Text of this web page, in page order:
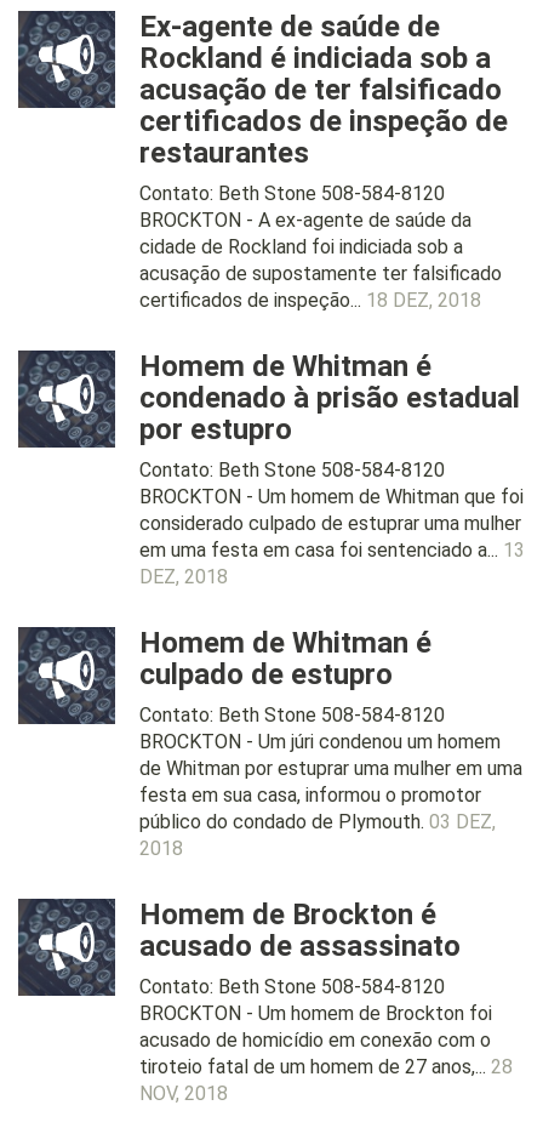
Ex-agente de saúde de
Rockland é indiciada sob a
acusação de ter falsificado
certificados de inspeção de
restaurantes
Contato: Beth Stone 508-584-8120
BROCKTON - A ex-agente de saúde da
cidade de Rockland foi indiciada sob a
acusação de supostamente ter falsificado
certificados de inspeção... 18 DEZ, 2018
Homem de Whitman é
condenado à prisão estadual
por estupro
Contato: Beth Stone 508-584-8120
BROCKTON - Um homem de Whitman que foi
considerado culpado de estuprar uma mulher
em uma festa em casa foi sentenciado a... 13
DEZ, 2018
Homem de Whitman é
culpado de estupro
Contato: Beth Stone 508-584-8120
BROCKTON - Um júri condenou um homem
de Whitman por estuprar uma mulher em uma
festa em sua casa, informou o promotor
público do condado de Plymouth. 03 DEZ,
2018
Homem de Brockton é
acusado de assassinato
Contato: Beth Stone 508-584-8120
BROCKTON - Um homem de Brockton foi
acusado de homicídio em conexão com o
tiroteio fatal de um homem de 27 anos,... 28
NOV, 2018